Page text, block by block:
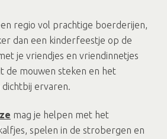
regio vol prachtige boerderijen,
dan een kinderfeestje op de
je vriendjes en vriendinnetjes
de mouwen steken en het
ervaren.
mag je helpen met het
spelen in de strobergen en